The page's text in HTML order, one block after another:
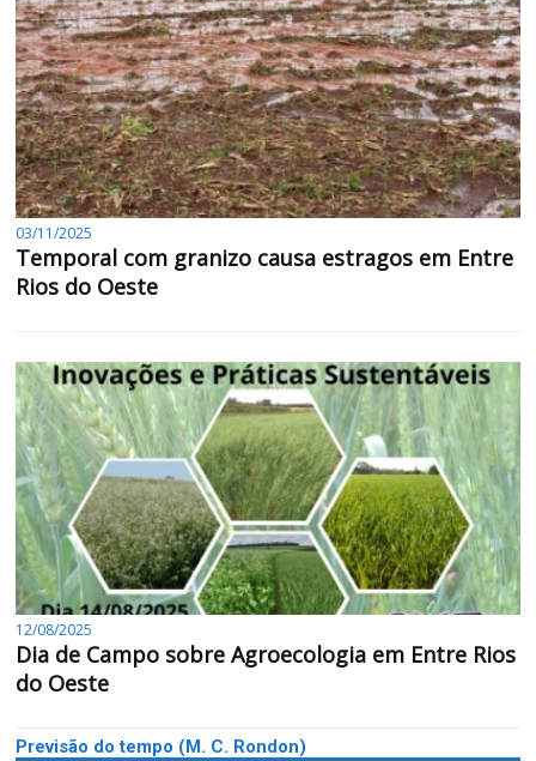
03/11/2025
Temporal com granizo causa estragos em Entre
Rios do Oeste
12/08/2025
Dia de Campo sobre Agroecologia em Entre Rios
do Oeste
Previsão do tempo (M. C. Rondon)